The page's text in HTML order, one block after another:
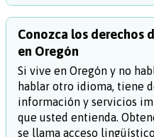
Conozca los derechos
en Oregón
Si vive en Oregón y no
hablar otro idioma, tiene
información y servicios
que usted entienda.
se llama acceso